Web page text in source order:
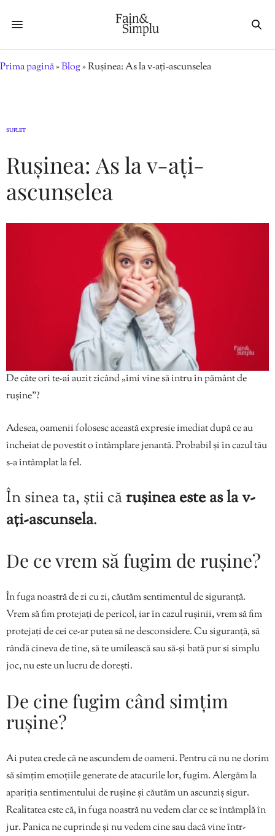
Prima pagină»Blog»Rușinea: As la v-ați-ascunselea
SUFLET
Rușinea: As la v-ați-
ascunselea
De câte ori te-ai auzit zicând „îmi vine să intru în pământ de
rușine”?
Adesea, oamenii folosesc această expresie imediat după ce au
încheiat de povestit o întâmplare jenantă. Probabil și în cazul tău
s-a întâmplat la fel.
În sinea ta, știi cărușinea este as la v-
ați-ascunsela.
De ce vrem să fugim de rușine?
În fuga noastră de zi cu zi, căutăm sentimentul de siguranță.
Vrem să fim protejați de pericol, iar în cazul rușinii, vrem să fim
protejați de cei ce-ar putea să ne desconsidere. Cu siguranță, să
rândă cineva de tine, să te umilească sau să-și bată pur si simplu
joc, nu este un lucru de dorești.
De cine fugim când simțim
rușine?
Ai putea crede că ne ascundem de oameni. Pentru că nu ne dorim
să simțim emoțiile generate de atacurile lor, fugim. Alergăm la
apariția sentimentului de rușine și căutăm un ascunziș sigur.
Realitatea este că, în fuga noastră nu vedem clar ce se întâmplă în
jur. Panica ne cuprinde și nu vedem cine sau dacă vine într-